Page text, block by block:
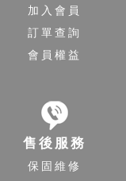
加入會員
訂單查詢
會員權益
售後服務
保固維修